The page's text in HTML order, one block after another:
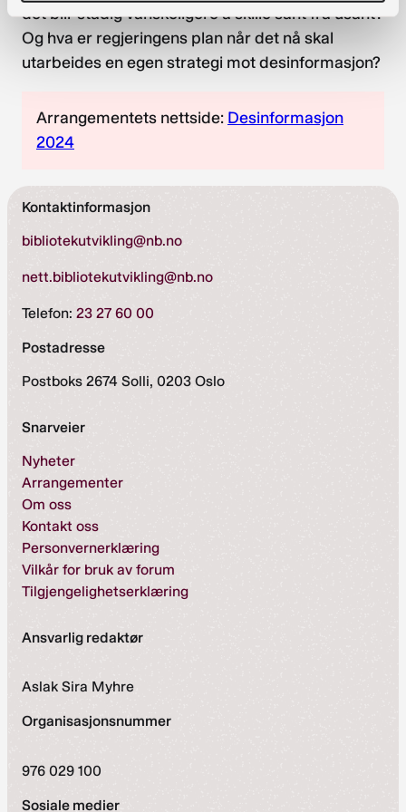
det blir stadig vanskeligere å skille sant fra usant?
Og hva er regjeringens plan når det nå skal
utarbeides en egen strategi mot desinformasjon?
Arrangementets nettside: Desinformasjon
2024
Kontaktinformasjon
bibliotekutvikling@nb.no
nett.bibliotekutvikling@nb.no
Telefon: 23 27 60 00
Postadresse
Postboks 2674 Solli, 0203 Oslo
Snarveier
Nyheter
Arrangementer
Om oss
Kontakt oss
Personvernerklæring
Vilkår for bruk av forum
Tilgjengelighetserklæring
Ansvarlig redaktør
Aslak Sira Myhre
Organisasjonsnummer
976 029 100
Sosiale medier